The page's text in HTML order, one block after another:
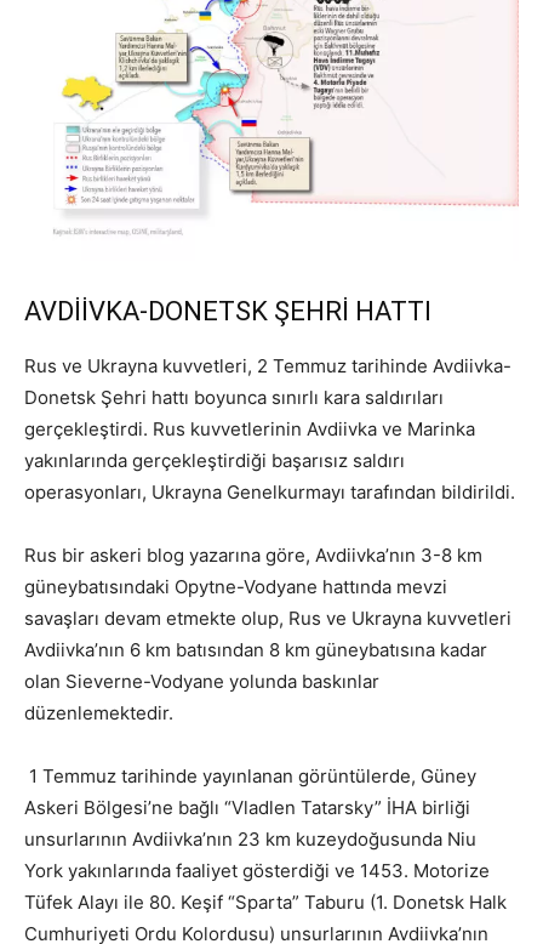
AVDİİVKA-DONETSK ŞEHRİ HATTI
Rus ve Ukrayna kuvvetleri, 2 Temmuz tarihinde Avdiivka-
Donetsk Şehri hattı boyunca sınırlı kara saldırıları
gerçekleştirdi. Rus kuvvetlerinin Avdiivka ve Marinka
yakınlarında gerçekleştirdiği başarısız saldırı
operasyonları, Ukrayna Genelkurmayı tarafından bildirildi.
Rus bir askeri blog yazarına göre, Avdiivka’nın 3-8 km
güneybatısındaki Opytne-Vodyane hattında mevzi
savaşları devam etmekte olup, Rus ve Ukrayna kuvvetleri
Avdiivka’nın 6 km batısından 8 km güneybatısına kadar
olan Sieverne-Vodyane yolunda baskınlar
düzenlemektedir.
1 Temmuz tarihinde yayınlanan görüntülerde, Güney
Askeri Bölgesi’ne bağlı “Vladlen Tatarsky” İHA birliği
unsurlarının Avdiivka’nın 23 km kuzeydoğusunda Niu
York yakınlarında faaliyet gösterdiği ve 1453. Motorize
Tüfek Alayı ile 80. Keşif “Sparta” Taburu (1. Donetsk Halk
Cumhuriyeti Ordu Kolordusu) unsurlarının Avdiivka’nın